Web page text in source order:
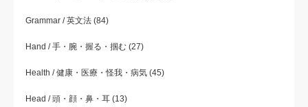
Grammar / 英文法 (84)
Hand / 手・腕・握る・掴む (27)
Health / 健康・医療・怪我・病気 (45)
Head / 頭・顔・鼻・耳 (13)